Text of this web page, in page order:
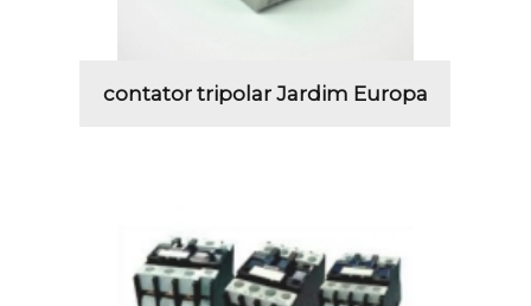
contator tripolar Jardim Europa